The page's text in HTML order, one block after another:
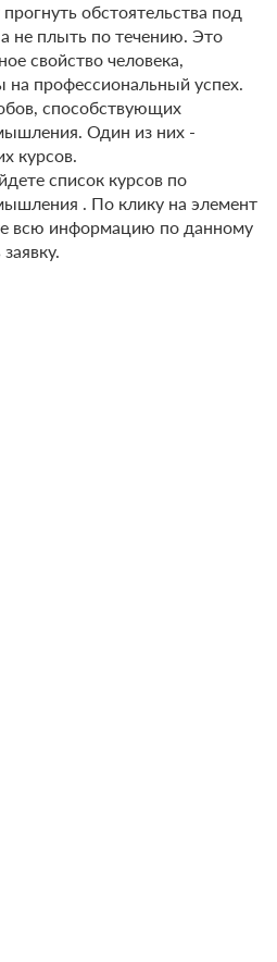
обстоятельства под
не плыть по течению. Это
свойство человека,
профессиональный успех.
способствующих
Один из них -
курсов.
список курсов по
. По клику на элемент
всю информацию по данному